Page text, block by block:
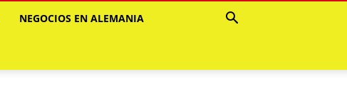
NEGOCIOS EN ALEMANIA